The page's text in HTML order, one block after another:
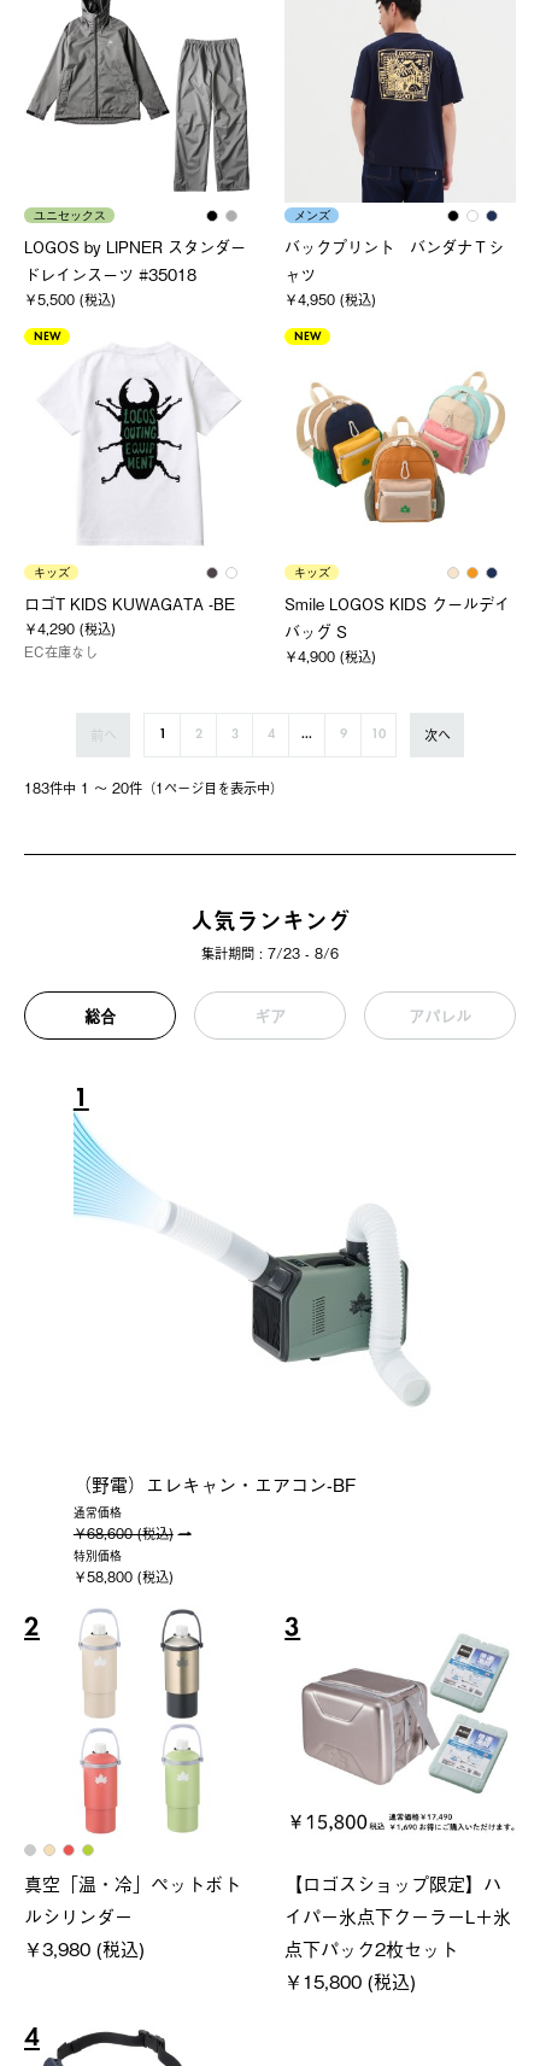
ユニセックス
LOGOS by LIPNER スタンダー
ドレインスーツ #35018
￥5,500 (税込)
メンズ
バックプリント バンダナＴシ
ャツ
￥4,950 (税込)
NEW
キッズ
ロゴT KIDS KUWAGATA -BE
￥4,290 (税込)
EC在庫なし
NEW
キッズ
Smile LOGOS KIDS クールデイ
バッグ S
￥4,900 (税込)
183件中 1 〜 20件（1ページ⽬を表⽰中）
前へ 1 2 3 4 ... 9 10 次へ
人気ランキング
集計期間 : 7/23 - 8/6
総合 ギア アパレル
1
（野電）エレキャン・エアコン-BF
通常価格
￥68,600 (税込)
特別価格
￥58,800 (税込)
2
真空「温・冷」ペットボト
ルシリンダー
￥3,980 (税込)
3
【ロゴスショップ限定】ハ
イパー氷点下クーラーL＋氷
点下パック2枚セット
￥15,800 (税込)
4